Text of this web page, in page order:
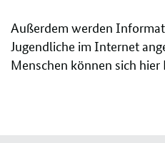
Außerdem werden
Jugendliche im Internet
Menschen können sich hier